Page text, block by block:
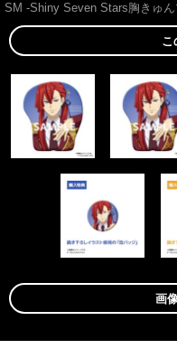
SM -Shiny Seven Stars胸きゅん
画